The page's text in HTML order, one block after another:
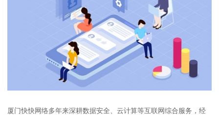
厦门快快网络多年来深耕数据安全、云计算等互联网综合服务，经